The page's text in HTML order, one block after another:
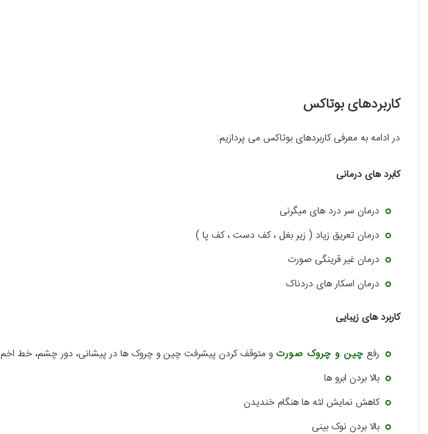
کاربردهای بوتاکس
در ادامه به معرفی کاربردهای بوتاکس می پردازیم:
کابرد های درمانی
درمان سر درد های میگرنی
درمان تعریق زیاد ( زیر بغل ، کف دست ، کف پا )
درمان غیر قرینگی صورت
درمان اسکار های دردناک
کاربرد های زیبایی
رفع چین و چروک صورت و متوقف کردن پیشرفت چین و چروک ها در پیشانی، دور چشم، خط اخم
بالا بردن ابرو ها
کاهش نمایش لثه ها هنگام خندیدن
بالا بردن نوک بینی